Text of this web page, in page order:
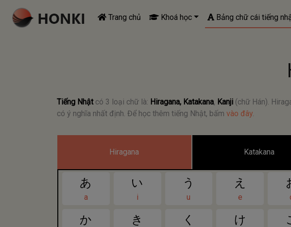
Trang chủ Khoá học Bảng chữ cái tiếng
Tiếng Nhật có 3 loại chữ là: Hiragana, Katakana, Kanji (chữ Hán).
có ý nghĩa nhất định. Để học thêm tiếng Nhật, bấm vào đây.
Hiragana Katakana
あ
a
い
i
う
u
え
e
か き く け